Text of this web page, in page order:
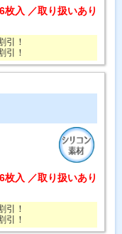
枚入 ／取り扱いあり
引！
引！
枚入 ／取り扱いあり
引！
引！